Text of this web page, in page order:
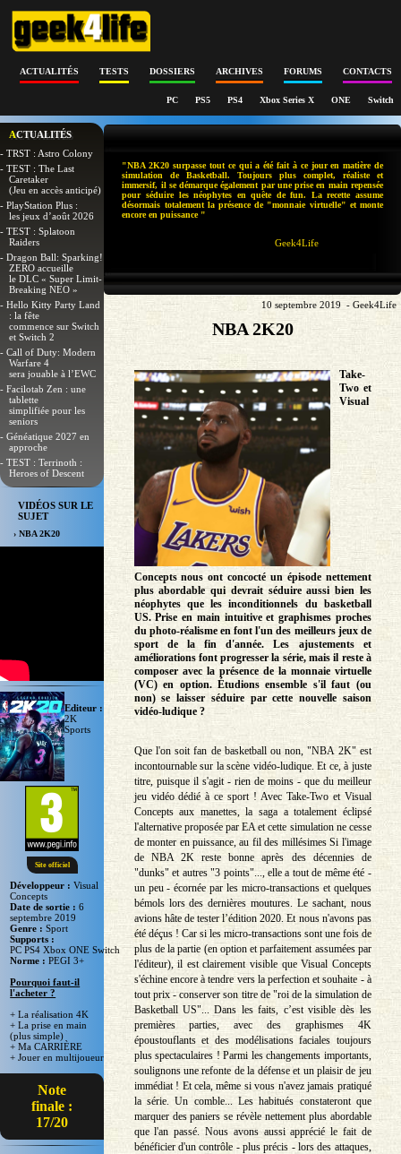
ACTUALITÉS TESTS DOSSIERS ARCHIVES FORUMS CONTACTS
PC PS5 PS4 Xbox Series X ONE Switch
ACTUALITÉS
- TRST : Astro Colony
- TEST : The Last
Caretaker
(Jeu en accès anticipé)
- PlayStation Plus :
les jeux d’août 2026
- TEST : Splatoon
Raiders
- Dragon Ball: Sparking!
ZERO accueille
le DLC « Super Limit-
Breaking NEO »
- Hello Kitty Party Land
: la fête
commence sur Switch
et Switch 2
- Call of Duty: Modern
Warfare 4
sera jouable à l’EWC
- Facilotab Zen : une
tablette
simplifiée pour les
seniors
- Généatique 2027 en
approche
- TEST : Terrinoth :
Heroes of Descent
VIDÉOS SUR LE
SUJET
› NBA 2K20
Site officiel
Editeur :
2K
Sports
Développeur :Visual
Concepts
Date de sortie :6
septembre 2019
Genre :Sport
Supports :
PC PS4 Xbox ONE Switch
Norme :PEGI 3+
Pourquoi faut-il
l'acheter ?
+ La réalisation 4K
+ La prise en main
(plus simple)
+ Ma CARRIÈRE
+ Jouer en multijoueur
Note
finale :
17/20
"NBA 2K20 surpasse tout ce qui a été fait à ce jour en matière de
simulation de Basketball. Toujours plus complet, réaliste et
immersif, il se démarque également par une prise en main repensée
pour séduire les néophytes en quête de fun. La recette assume
désormais totalement la présence de "monnaie virtuelle" et monte
encore en puissance "
Geek4Life
10 septembre 2019 - Geek4Life
NBA 2K20
Take-
Two et
Visual
Concepts nous ont concocté un épisode nettement
plus abordable qui devrait séduire aussi bien les
néophytes que les inconditionnels du basketball
US. Prise en main intuitive et graphismes proches
du photo-réalisme en font l'un des meilleurs jeux de
sport de la fin d'année. Les ajustements et
améliorations font progresser la série, mais il reste à
composer avec la présence de la monnaie virtuelle
(VC) en option. Étudions ensemble s'il faut (ou
non) se laisser séduire par cette nouvelle saison
vidéo-ludique ?
Que l'on soit fan de basketball ou non, "NBA 2K" est
incontournable sur la scène vidéo-ludique. Et ce, à juste
titre, puisque il s'agit - rien de moins - que du meilleur
jeu vidéo dédié à ce sport ! Avec Take-Two et Visual
Concepts aux manettes, la saga a totalement éclipsé
l'alternative proposée par EA et cette simulation ne cesse
de monter en puissance, au fil des millésimes Si l'image
de NBA 2K reste bonne après des décennies de
"dunks" et autres "3 points"..., elle a tout de même été -
un peu - écornée par les micro-transactions et quelques
bémols lors des dernières moutures. Le sachant, nous
avions hâte de tester l’édition 2020. Et nous n'avons pas
été déçus ! Car si les micro-transactions sont une fois de
plus de la partie (en option et parfaitement assumées par
l'éditeur), il est clairement visible que Visual Concepts
s'échine encore à tendre vers la perfection et souhaite - à
tout prix - conserver son titre de "roi de la simulation de
Basketball US"... Dans les faits, c’est visible dès les
premières parties, avec des graphismes 4K
époustouflants et des modélisations faciales toujours
plus spectaculaires ! Parmi les changements importants,
soulignons une refonte de la défense et un plaisir de jeu
immédiat ! Et cela, même si vous n'avez jamais pratiqué
la série. Un comble... Les habitués constateront que
marquer des paniers se révèle nettement plus abordable
que l'an passé. Nous avons aussi apprécié le fait de
bénéficier d'un contrôle - plus précis - lors des attaques,